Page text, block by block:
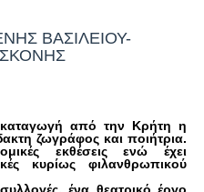
ΒΑΣΙΛΕΙΟΥ-
καταγωγή από την Κρήτη η
ζωγράφος και ποιήτρια.
εκθέσεις ενώ έχει
κυρίως φιλανθρωπικού
ένα θεατρικό έργο